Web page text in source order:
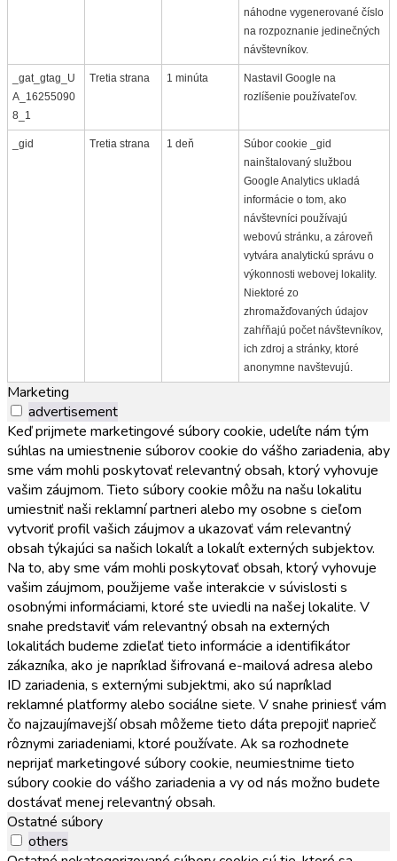
náhodne vygenerované číslo
na rozpoznanie jedinečných
návštevníkov.
_gat_gtag_U
A_16255090
8_1
Tretia strana 1 minúta
Nastavil Google na
rozlíšenie používateľov.
_gid Tretia strana 1 deň
Súbor cookie _gid
nainštalovaný službou
Google Analytics ukladá
informácie o tom, ako
návštevníci používajú
webovú stránku, a zároveň
vytvára analytickú správu o
výkonnosti webovej lokality.
Niektoré zo
zhromažďovaných údajov
zahŕňajú počet návštevníkov,
ich zdroj a stránky, ktoré
anonymne navštevujú.
Marketing
advertisement
Keď prijmete marketingové súbory cookie, udelíte nám tým
súhlas na umiestnenie súborov cookie do vášho zariadenia, aby
sme vám mohli poskytovať relevantný obsah, ktorý vyhovuje
vašim záujmom. Tieto súbory cookie môžu na našu lokalitu
umiestniť naši reklamní partneri alebo my osobne s cieľom
vytvoriť profil vašich záujmov a ukazovať vám relevantný
obsah týkajúci sa našich lokalít a lokalít externých subjektov.
Na to, aby sme vám mohli poskytovať obsah, ktorý vyhovuje
vašim záujmom, použijeme vaše interakcie v súvislosti s
osobnými informáciami, ktoré ste uviedli na našej lokalite. V
snahe predstaviť vám relevantný obsah na externých
lokalitách budeme zdieľať tieto informácie a identifikátor
zákazníka, ako je napríklad šifrovaná e-mailová adresa alebo
ID zariadenia, s externými subjektmi, ako sú napríklad
reklamné platformy alebo sociálne siete. V snahe priniesť vám
čo najzaujímavejší obsah môžeme tieto dáta prepojiť naprieč
rôznymi zariadeniami, ktoré používate. Ak sa rozhodnete
neprijať marketingové súbory cookie, neumiestnime tieto
súbory cookie do vášho zariadenia a vy od nás možno budete
dostávať menej relevantný obsah.
Ostatné súbory
others